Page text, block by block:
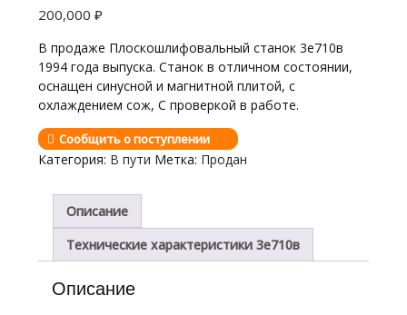
200,000 ₽
В продаже Плоскошлифовальный станок 3е710в
1994 года выпуска. Станок в отличном состоянии,
оснащен синусной и магнитной плитой, с
охлаждением сож, С проверкой в работе.
Сообщить о поступлении
Категория: В пути Метка: Продан
Описание
Технические характеристики 3е710в
Описание